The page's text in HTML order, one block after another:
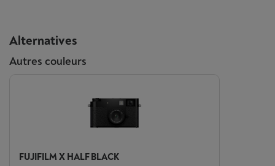
Alternatives
Autres couleurs
FUJIFILM X HALF BLACK